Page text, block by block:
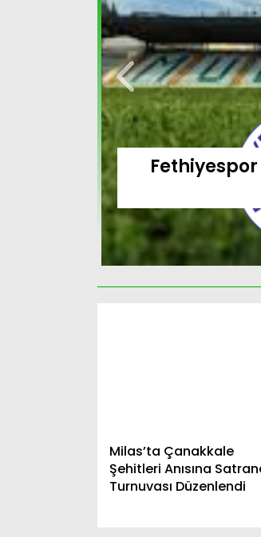
Milas’ta Çanakkale
Şehitleri Anısına
Turnuvası Düzenlendi